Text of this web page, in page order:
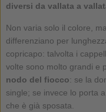
diversi da vallata a
Non varia solo il colore,
differenziano per
copricapo: talvolta i
volte sono molto grandi e
nodo del fiocco: se la
single; se invece lo porta
che è già sposata.